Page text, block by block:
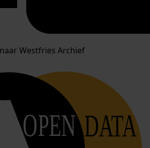
Westfries Archief
OPEN DATA